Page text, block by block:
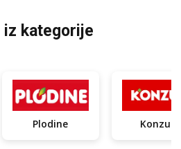
iz kategorije
Plodine Konzum